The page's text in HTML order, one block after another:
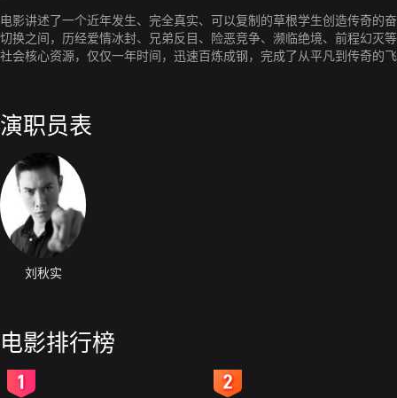
电影讲述了一个近年发生、完全真实、可以复制的草根学生创造传奇的
切换之间，历经爱情冰封、兄弟反目、险恶竞争、濒临绝境、前程幻灭
社会核心资源，仅仅一年时间，迅速百炼成钢，完成了从平凡到传奇的
演职员表
刘秋实
电影排行榜